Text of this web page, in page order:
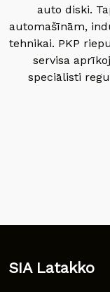
auto diski.
automašīnām,
tehnikai. PKP
servisa
speciālisti
SIA Latakko